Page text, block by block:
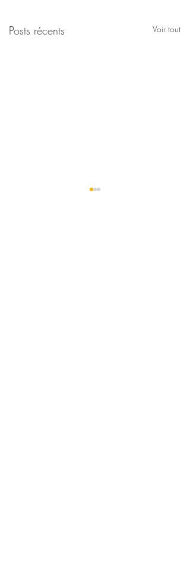
Posts récents Voir tout